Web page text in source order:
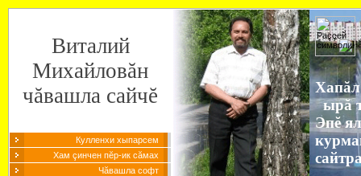
Виталий
Михайловăн
чăвашла сайчĕ
Кулленхи хыпарсем
Хам çинчен пĕр-ик сăмах
Чăвашла софт
ырă
Эпĕ